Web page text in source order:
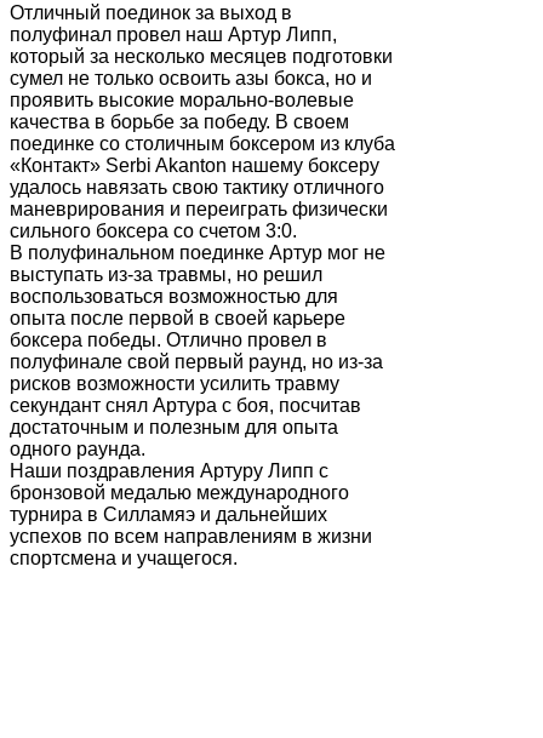
Отличный поединок за выход в
полуфинал провел наш Артур Липп,
который за несколько месяцев подготовки
сумел не только освоить азы бокса, но и
проявить высокие морально-волевые
качества в борьбе за победу. В своем
поединке cо столичным боксером из клуба
«Контакт» Serbi Akanton нашему боксеру
удалось навязать свою тактику отличного
маневрирования и переиграть физически
сильного боксера со счетом 3:0.
В полуфинальном поединке Артур мог не
выступать из-за травмы, но решил
воспользоваться возможностью для
опыта после первой в своей карьере
боксера победы. Отлично провел в
полуфинале свой первый раунд, но из-за
рисков возможности усилить травму
секундант снял Артура с боя, посчитав
достаточным и полезным для опыта
одного раунда.
Наши поздравления Артуру Липп с
бронзовой медалью международного
турнира в Силламяэ и дальнейших
успехов по всем направлениям в жизни
спортсмена и учащегося.